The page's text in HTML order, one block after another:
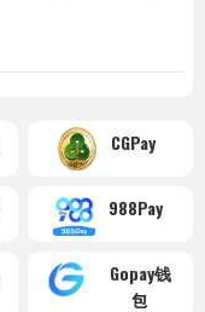
CGPay
988Pay
Gopay钱
包